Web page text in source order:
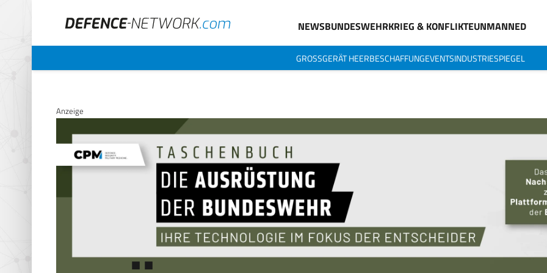
NEWSBUNDESWEHRKRIEG & KONFLIKTEUNMANNED
GROSSGERÄT HEERBESCHAFFUNGEVENTSINDUSTRIESPIEGEL
Anzeige